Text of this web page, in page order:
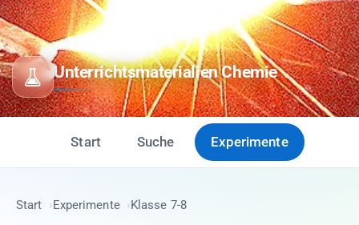
Unterrichtsmaterialien Chemie
Start Suche Experimente
Start Experimente Klasse 7-8